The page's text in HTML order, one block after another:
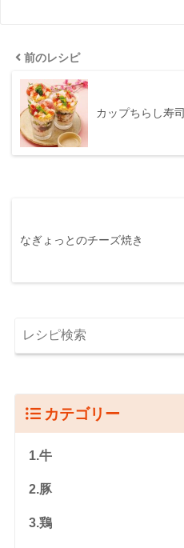
前のレシピ
カップちらし寿司
なぎょっとのチーズ焼き
カテゴリー
1.牛
2.豚
3.鶏